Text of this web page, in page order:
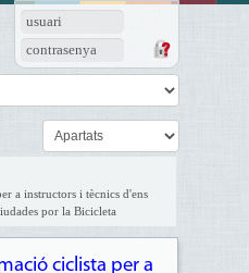
usuari
contrasenya
a instructors i tècnics d'ens
por la Bicicleta
ciclista per a